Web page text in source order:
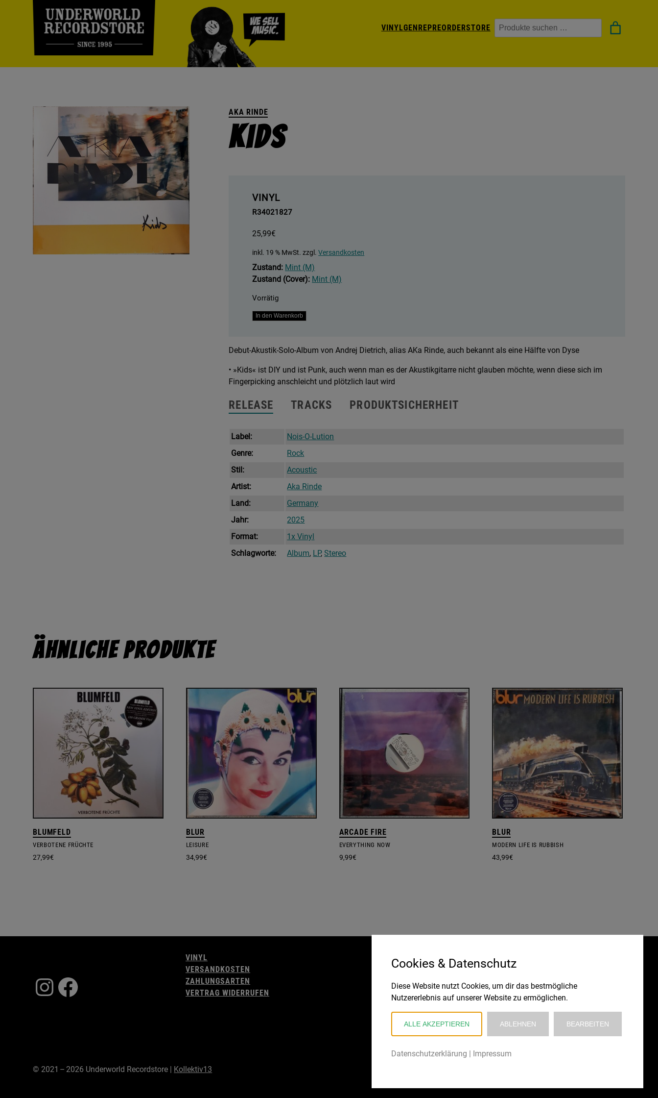
VINYLGENREPREORDERSTORE Suchen
AKA RINDE
Kids
VINYL
R34021827
25,99€
inkl. 19 % MwSt. zzgl.Versandkosten
Zustand: Mint (M)
Zustand (Cover): Mint (M)
Vorrätig
Kids
In den Warenkorb
Debut-Akustik-Solo-Album von Andrej Dietrich, alias AKa Rinde, auch bekannt als eine Hälfte von Dyse
• »Kids« ist DIY und ist Punk, auch wenn man es der Akustikgitarre nicht glauben möchte, wenn diese sich im
Fingerpicking anschleicht und plötzlich laut wird
RELEASE TRACKS PRODUKTSICHERHEIT
Label:
Nois-O-Lution
Genre:
Rock
Stil:
Acoustic
Artist:
Aka Rinde
Land:
Germany
Jahr:
2025
Format:
1x Vinyl
Schlagworte:
Album, LP,Stereo
Ähnliche Produkte
BLUMFELD
VERBOTENE FRÜCHTE
27,99€
BLUR
LEISURE
34,99€
ARCADE FIRE
EVERYTHING NOW
9,99€
BLUR
MODERN LIFE IS RUBBISH
43,99€
Instagram
Facebook
VINYL
VERSANDKOSTEN
ZAHLUNGSARTEN
VERTRAG WIDERRUFEN
WIDERRUFSBELEHRUNG
IMPRESSUM
DATENSCHUTZ
© 2021 – 2026 Underworld Recordstore | Kollektiv13
Cookies & Datenschutz
Diese Website nutzt Cookies, um dir das bestmögliche
Nutzererlebnis auf unserer Website zu ermöglichen.
ALLE AKZEPTIEREN ABLEHNEN BEARBEITEN
Datenschutzerklärung | Impressum